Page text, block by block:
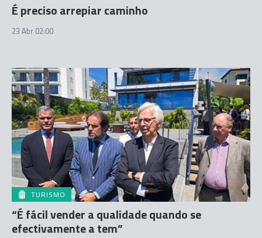
É preciso arrepiar caminho
23 Abr 02:00
TURISMO
“É fácil vender a qualidade quando se
efectivamente a tem”